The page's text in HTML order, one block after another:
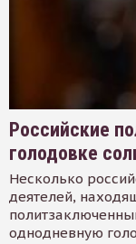
Российские
голодовке
Несколько
деятелей,
однодневную